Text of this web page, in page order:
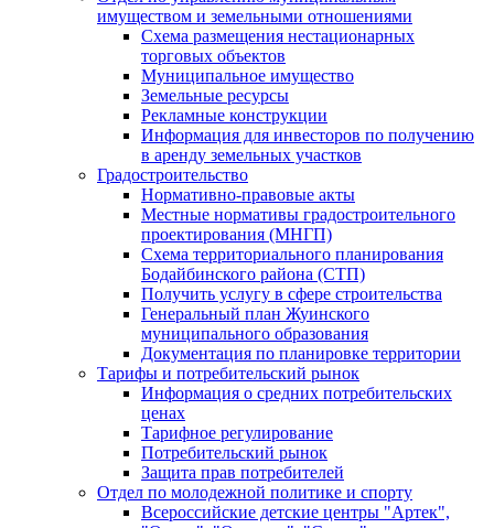
имуществом и земельными отношениями
Схема размещения нестационарных
торговых объектов
Муниципальное имущество
Земельные ресурсы
Рекламные конструкции
Информация для инвесторов по получению
в аренду земельных участков
Градостроительство
Нормативно-правовые акты
Местные нормативы градостроительного
проектирования (МНГП)
Схема территориального планирования
Бодайбинского района (СТП)
Получить услугу в сфере строительства
Генеральный план Жуинского
муниципального образования
Документация по планировке территории
Тарифы и потребительский рынок
Информация о средних потребительских
ценах
Тарифное регулирование
Потребительский рынок
Защита прав потребителей
Отдел по молодежной политике и спорту
Всероссийские детские центры "Артек",